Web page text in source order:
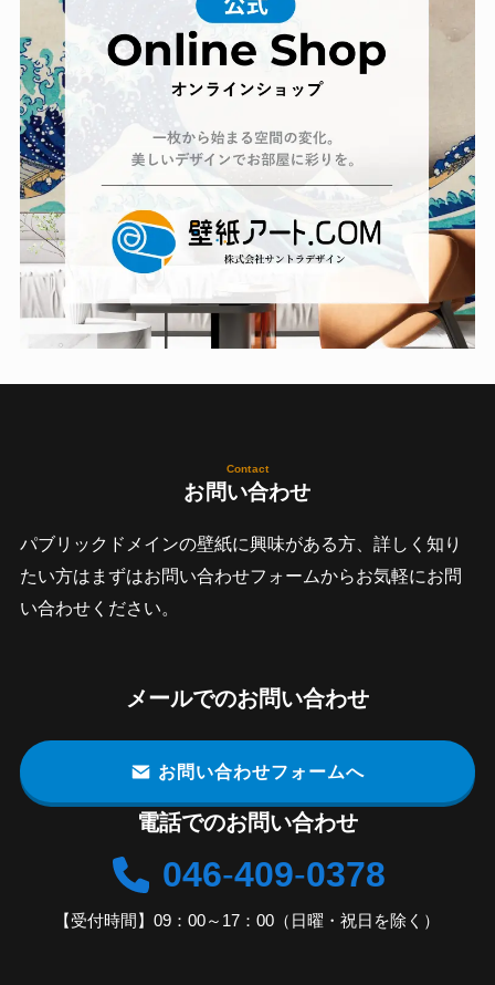
Contact
お問い合わせ
パブリックドメインの壁紙に興味がある方、詳しく知り
たい方はまずはお問い合わせフォームからお気軽にお問
い合わせください。
メールでのお問い合わせ
お問い合わせフォームへ
電話でのお問い合わせ
046-409-0378
【受付時間】09：00～17：00（日曜・祝日を除く）